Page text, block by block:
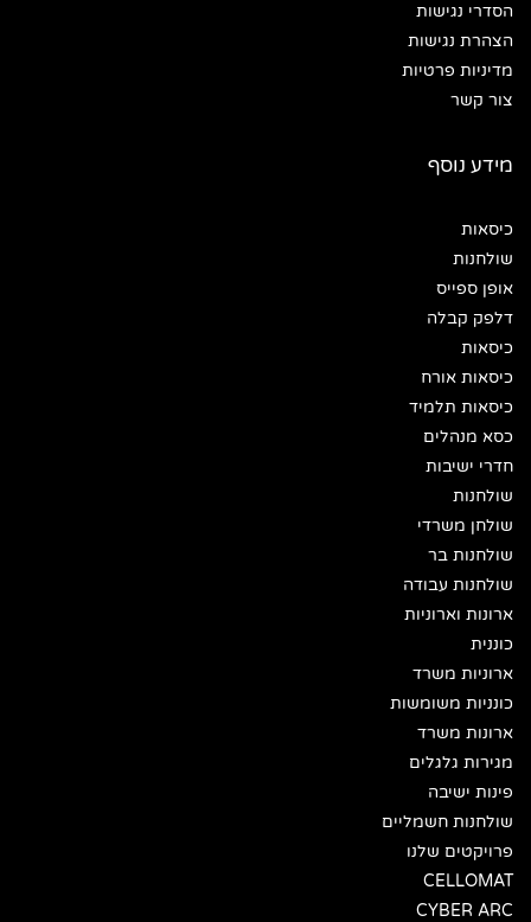
הסדרי נגישות
הצהרת נגישות
מדיניות פרטיות
צור קשר
מידע נוסף
כיסאות
שולחנות
אופן ספייס
דלפק קבלה
כיסאות
כיסאות אורח
כיסאות תלמיד
כסא מנהלים
חדרי ישיבות
שולחנות
שולחן משרדי
שולחנות בר
שולחנות עבודה
ארונות וארוניות
כוננית
ארוניות משרד
כונניות משומשות
ארונות משרד
מגירות גלגלים
פינות ישיבה
שולחנות חשמליים
פרויקטים שלנו
CELLOMAT
CYBER ARC